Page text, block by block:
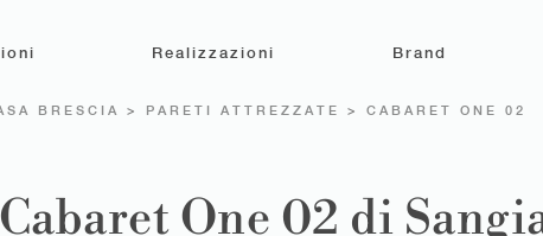
Realizzazioni Brand
BRESCIA > PARETI ATTREZZATE > CABARET ONE 02
One 02 di